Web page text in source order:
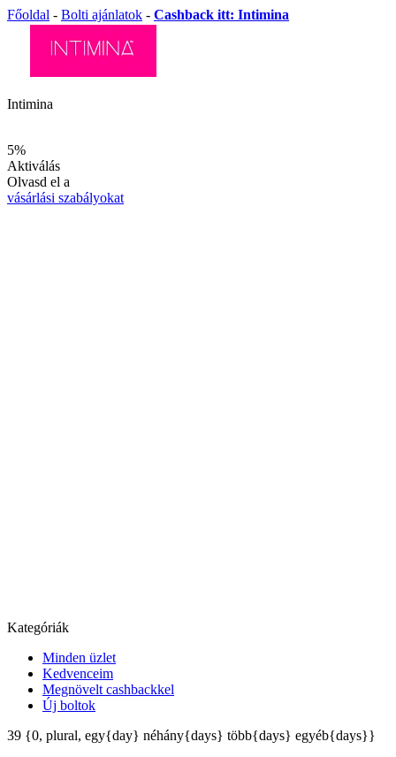
Főoldal - Bolti ajánlatok - Cashback itt: Intimina
Intimina
5%
Aktiválás
Olvasd el a
vásárlási szabályokat
Kategóriák
Minden üzlet
Kedvenceim
Megnövelt cashbackkel
Új boltok
39 {0, plural, egy{day} néhány{days} több{days} egyéb{days}}